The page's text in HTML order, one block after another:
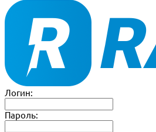
Логин:
Пароль: